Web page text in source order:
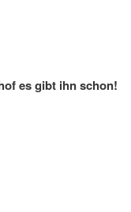
es gibt ihn schon!